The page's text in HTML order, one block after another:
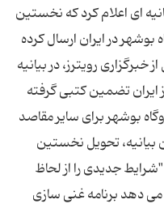
ای اعلام کرد که نخستین
در ایران ارسال کرده
رویترز، در بیانیه
ایران تضمین کتبی گرفته
بوشهر برای سایر مقاصد
بیانیه، تحویل نخستین
جدیدی را از لحاظ
می دهد برنامه غنی سازی